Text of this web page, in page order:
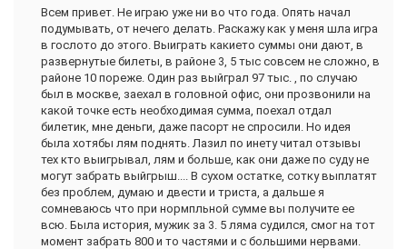
Всем привет. Не играю уже ни во что года. Опять начал
подумывать, от нечего делать. Раскажу как у меня шла игра
в гослото до этого. Выиграть какието суммы они дают, в
развернутые билеты, в районе 3, 5 тыс совсем не сложно, в
районе 10 пореже. Один раз выйграл 97 тыс. , по случаю
был в москве, заехал в головной офис, они прозвонили на
какой точке есть необходимая сумма, поехал отдал
билетик, мне деньги, даже пасорт не спросили. Но идея
была хотябы лям поднять. Лазил по инету читал отзывы
тех кто выигрывал, лям и больше, как они даже по суду не
могут забрать выйгрыш.... В сухом остатке, сотку выплатят
без проблем, думаю и двести и триста, а дальше я
сомневаюсь что при нормпльной сумме вы получите ее
всю. Была история, мужик за 3. 5 ляма судился, смог на тот
момент забрать 800 и то частями и с большими нервами.